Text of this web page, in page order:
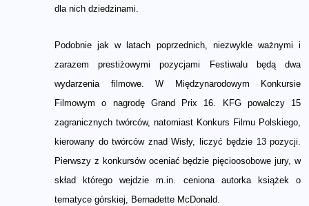
dla nich dziedzinami.
Podobnie jak w latach poprzednich, niezwykle ważnymi i
zarazem prestiżowymi pozycjami Festiwalu będą dwa
wydarzenia filmowe. W Międzynarodowym Konkursie
Filmowym o nagrodę Grand Prix 16. KFG powalczy 15
zagranicznych twórców, natomiast Konkurs Filmu Polskiego,
kierowany do twórców znad Wisły, liczyć będzie 13 pozycji.
Pierwszy z konkursów oceniać będzie pięcioosobowe jury, w
skład którego wejdzie m.in. ceniona autorka książek o
tematyce górskiej, Bernadette McDonald.